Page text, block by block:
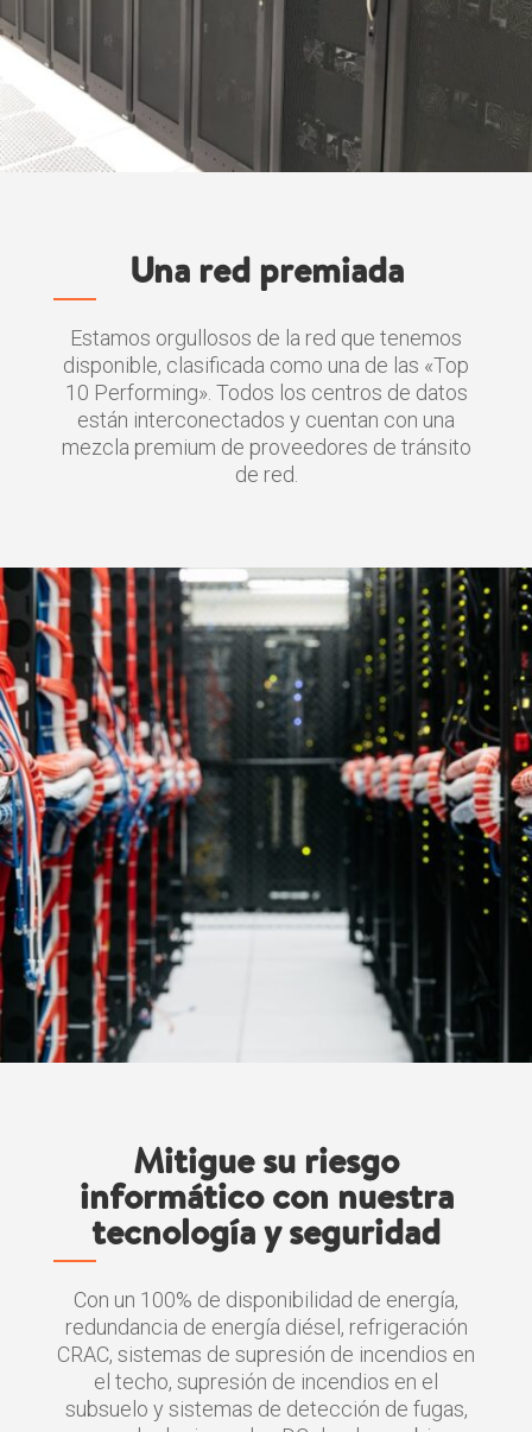
Una red premiada
Estamos orgullosos de la red que tenemos
disponible, clasificada como una de las «Top
10 Performing». Todos los centros de datos
están interconectados y cuentan con una
mezcla premium de proveedores de tránsito
de red.
Mitigue su riesgo
informático con nuestra
tecnología y seguridad
Con un 100% de disponibilidad de energía,
redundancia de energía diésel, refrigeración
CRAC, sistemas de supresión de incendios en
el techo, supresión de incendios en el
subsuelo y sistemas de detección de fugas,